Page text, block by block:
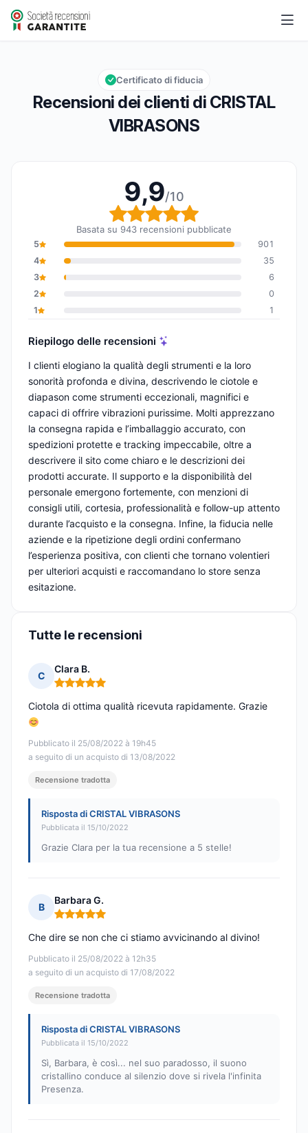
CRISTAL VIBRASONS
Valutazione globale: 9,9 su 10
9,9/10
Recensioni dei clienti di CRISTAL
VIBRASONS
Certificato di fiducia
9,9/10
Valutazione globale:
Basata su 943 recensioni pubblicate
5
901
4
35
3
6
2
0
1
1
Riepilogo delle recensioni
I clienti elogiano la qualità degli strumenti e la loro
sonorità profonda e divina, descrivendo le ciotole e
diapason come strumenti eccezionali, magnifici e
capaci di offrire vibrazioni purissime. Molti apprezzano
la consegna rapida e l’imballaggio accurato, con
spedizioni protette e tracking impeccabile, oltre a
descrivere il sito come chiaro e le descrizioni dei
prodotti accurate. Il supporto e la disponibilità del
personale emergono fortemente, con menzioni di
consigli utili, cortesia, professionalità e follow-up attento
durante l’acquisto e la consegna. Infine, la fiducia nelle
aziende e la ripetizione degli ordini confermano
l’esperienza positiva, con clienti che tornano volentieri
per ulteriori acquisti e raccomandano lo store senza
esitazione.
Tutte le recensioni
C
Clara B.
Nota: 5 su 5
Pubblicato il 25/08/2022 à 19h45
a seguito di un acquisto di 13/08/2022
Ciotola di ottima qualità ricevuta rapidamente. Grazie
Recensione tradotta
Risposta di CRISTAL VIBRASONS
Pubblicata il 15/10/2022
Grazie Clara per la tua recensione a 5 stelle!
B
Barbara G.
Nota: 5 su 5
Pubblicato il 25/08/2022 à 12h35
a seguito di un acquisto di 17/08/2022
Che dire se non che ci stiamo avvicinando al divino!
Recensione tradotta
Risposta di CRISTAL VIBRASONS
Pubblicata il 15/10/2022
Sì, Barbara, è così... nel suo paradosso, il suono
cristallino conduce al silenzio dove si rivela l'infinita
Presenza.